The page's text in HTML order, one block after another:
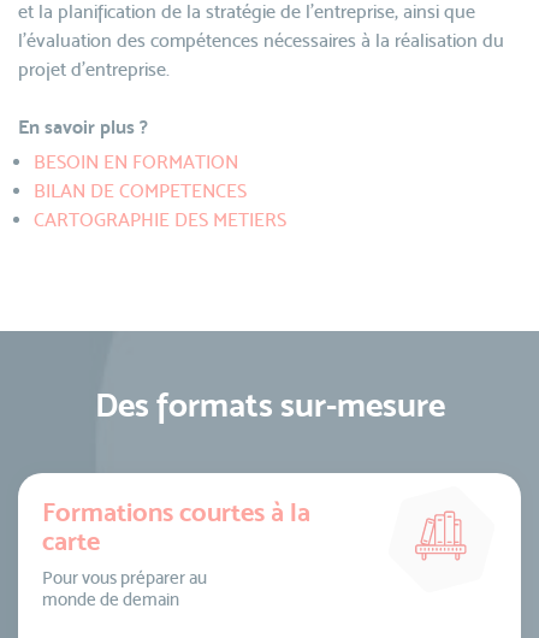
et la planification de la stratégie de l'entreprise, ainsi que
l'évaluation des compétences nécessaires à la réalisation du
projet d'entreprise.
En savoir plus ?
BESOIN EN FORMATION
BILAN DE COMPETENCES
CARTOGRAPHIE DES METIERS
Des formats sur-mesure
Formations courtes à la
carte
Pour vous préparer au
monde de demain